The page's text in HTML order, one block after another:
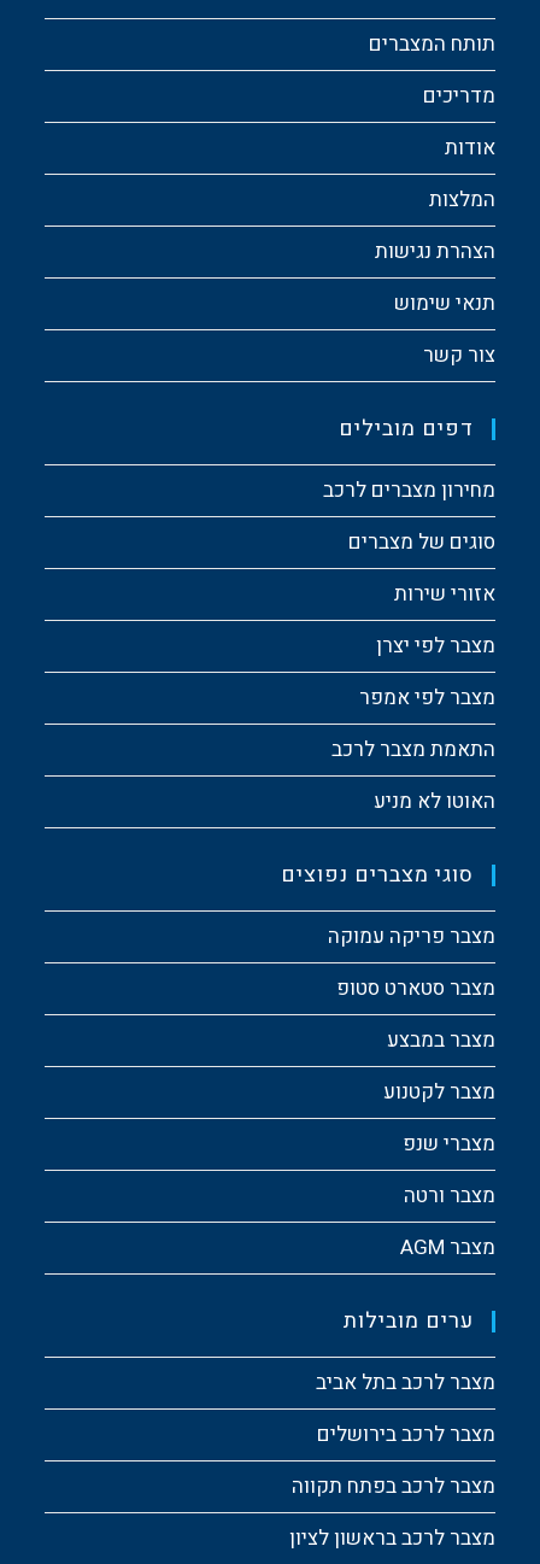
תותח המצברים
מדריכים
אודות
המלצות
הצהרת נגישות
תנאי שימוש
צור קשר
דפים מובילים
מחירון מצברים לרכב
סוגים של מצברים
אזורי שירות
מצבר לפי יצרן
מצבר לפי אמפר
התאמת מצבר לרכב
האוטו לא מניע
סוגי מצברים נפוצים
מצבר פריקה עמוקה
מצבר סטארט סטופ
מצבר במבצע
מצבר לקטנוע
מצברי שנפ
מצבר ורטה
מצבר AGM
ערים מובילות
מצבר לרכב בתל אביב
מצבר לרכב בירושלים
מצבר לרכב בפתח תקווה
מצבר לרכב בראשון לציון